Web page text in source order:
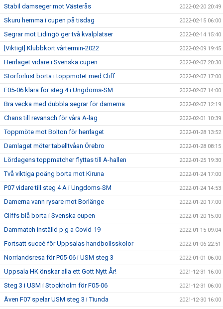
Stabil damseger mot Västerås 2022-02-20 20:49
Skuru hemma i cupen på tisdag 2022-02-15 06:00
Segrar mot Lidingö ger två kvalplatser 2022-02-14 15:40
[Viktigt] Klubbkort vårtermin-2022 2022-02-09 19:45
Herrlaget vidare i Svenska cupen 2022-02-07 20:30
Storförlust borta i toppmötet med Cliff 2022-02-07 17:00
F05-06 klara för steg 4 i Ungdoms-SM 2022-02-07 14:00
Bra vecka med dubbla segrar för damerna 2022-02-07 12:19
Chans till revansch för våra A-lag 2022-02-01 10:39
Toppmöte mot Bolton för herrlaget 2022-01-28 13:52
Damlaget möter tabelltvåan Örebro 2022-01-28 08:15
Lördagens toppmatcher flyttas till A-hallen 2022-01-25 19:30
Två viktiga poäng borta mot Kiruna 2022-01-24 17:00
P07 vidare till steg 4 A i Ungdoms-SM 2022-01-24 14:53
Damerna vann rysare mot Borlänge 2022-01-20 17:00
Cliffs blå borta i Svenska cupen 2022-01-20 15:00
Dammatch inställd p g a Covid-19 2022-01-15 09:04
Fortsatt succé för Uppsalas handbollsskolor 2022-01-06 22:51
Norrlandsresa för P05-06 i USM steg 3 2022-01-01 06:00
Uppsala HK önskar alla ett Gott Nytt År! 2021-12-31 16:00
Steg 3 i USM i Stockholm för F05-06 2021-12-31 06:00
Även F07 spelar USM steg 3 i Tiunda 2021-12-30 16:00